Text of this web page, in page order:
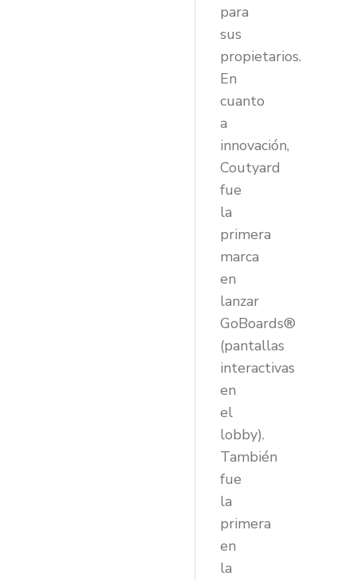
para
sus
propietarios.
En
cuanto
a
innovación,
Coutyard
fue
la
primera
marca
en
lanzar
GoBoards®
(pantallas
interactivas
en
el
lobby).
También
fue
la
primera
en
la